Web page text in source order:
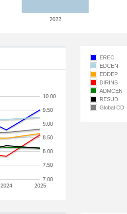
2022
2024 2025
7.00
7.50
8.00
8.50
9.00
9.50
10.00
EREC
EDCEN
EDDEP
DIRINS
ADMCEN
RESUD
Global CD